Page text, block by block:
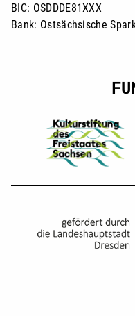
BIC: OSDDDE81XXX
Bank: Ostsächsische